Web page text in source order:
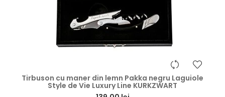
Tirbuson cu maner din lemn Pakka negru Laguiole
Style de Vie Luxury Line KURKZWART